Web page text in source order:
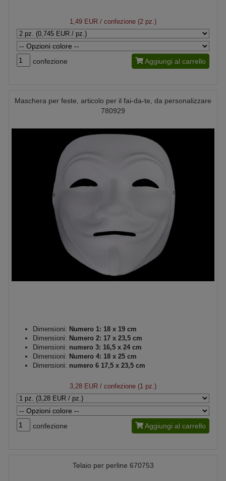
1,49 EUR / confezione (2 pz.)
confezione Aggiungi al carrello
Maschera per feste, articolo per il fai-da-te, da personalizzare
780929
Dimensioni: Numero 1: 18 x 19 cm
Dimensioni: Numero 2: 17 x 23,5 cm
Dimensioni: numero 3: 16,5 x 24 cm
Dimensioni: Numero 4: 18 x 25 cm
Dimensioni: numero 6 17,5 x 23,5 cm
3,28 EUR / confezione (1 pz.)
confezione Aggiungi al carrello
Telaio per perline 670753